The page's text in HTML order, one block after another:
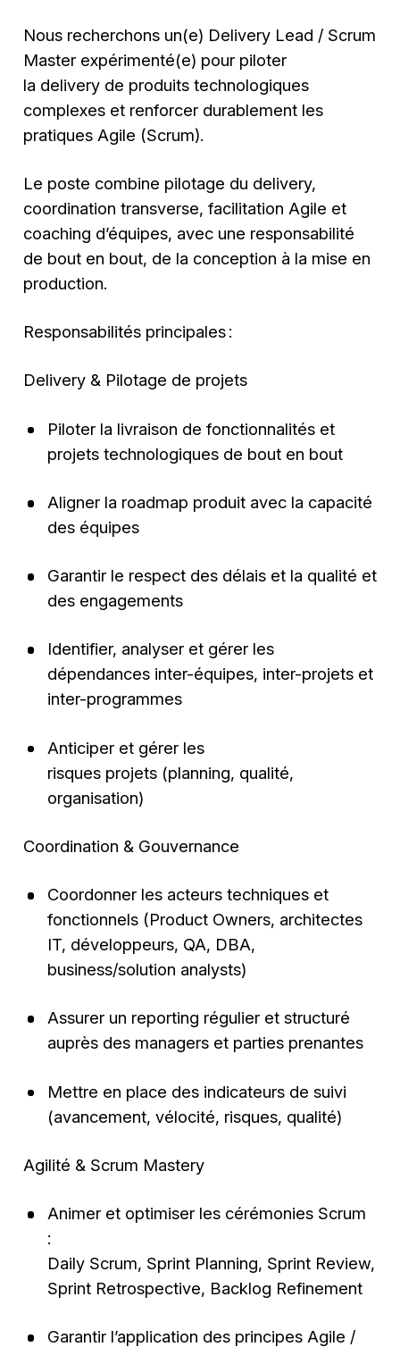
Nous recherchons un(e) Delivery Lead / Scrum
Master expérimenté(e) pour piloter
la delivery de produits technologiques
complexes et renforcer durablement les
pratiques Agile (Scrum).
Le poste combine pilotage du delivery,
coordination transverse, facilitation Agile et
coaching d’équipes, avec une responsabilité
de bout en bout, de la conception à la mise en
production.
Responsabilités principales :
Delivery & Pilotage de projets
Piloter la livraison de fonctionnalités et
projets technologiques de bout en bout
Aligner la roadmap produit avec la capacité
des équipes
Garantir le respect des délais et la qualité et
des engagements
Identifier, analyser et gérer les
dépendances inter-équipes, inter-projets et
inter-programmes
Anticiper et gérer les
risques projets (planning, qualité,
organisation)
Coordination & Gouvernance
Coordonner les acteurs techniques et
fonctionnels (Product Owners, architectes
IT, développeurs, QA, DBA,
business/solution analysts)
Assurer un reporting régulier et structuré
auprès des managers et parties prenantes
Mettre en place des indicateurs de suivi
(avancement, vélocité, risques, qualité)
Agilité & Scrum Mastery
Animer et optimiser les cérémonies Scrum
:
Daily Scrum, Sprint Planning, Sprint Review,
Sprint Retrospective, Backlog Refinement
Garantir l’application des principes Agile /